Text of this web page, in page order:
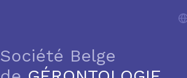
Société Belge